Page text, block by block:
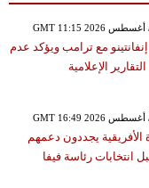
مع ترامب ويؤكد عدم
الإعلامية
الأفريقية يجددون دعمهم
انتخابات رئاسة فيفا